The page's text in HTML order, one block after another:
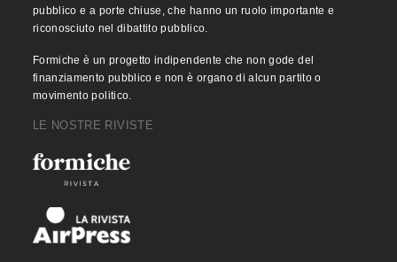
pubblico e a porte chiuse, che hanno un ruolo importante e
riconosciuto nel dibattito pubblico.
Formiche è un progetto indipendente che non gode del
finanziamento pubblico e non è organo di alcun partito o
movimento politico.
LE NOSTRE RIVISTE